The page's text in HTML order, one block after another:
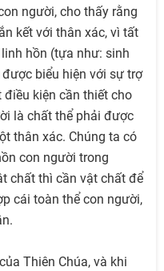
người, cho thấy rằng
kết với thân xác, vì tất
hồn (tựa như: sinh
biểu hiện với sự trợ
kiện cần thiết cho
là chất thể phải được
thân xác. Chúng ta có
con người trong
chất thì cần vật chất để
cái toàn thể con người,
Thiên Chúa, và khi